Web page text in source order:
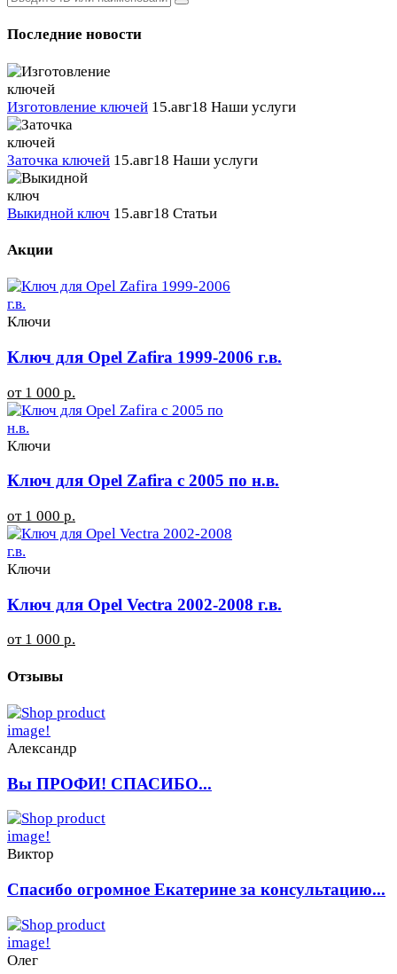
Последние новости
Изготовление ключей 15.авг18 Наши услуги
Заточка ключей 15.авг18 Наши услуги
Выкидной ключ 15.авг18 Статьи
Акции
Ключи
Ключ для Opel Zafira 1999-2006 г.в.
от 1 000 р.
Ключи
Ключ для Opel Zafira с 2005 по н.в.
от 1 000 р.
Ключи
Ключ для Opel Vectra 2002-2008 г.в.
от 1 000 р.
Отзывы
Александр
Вы ПРОФИ! СПАСИБО...
Виктор
Спасибо огромное Екатерине за консультацию...
Олег